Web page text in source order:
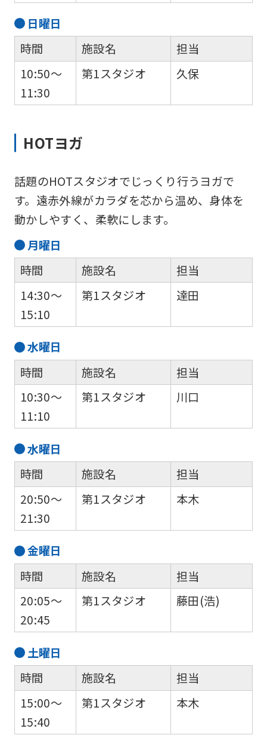
日曜日
時間
10:50～
11:30
施設名
第1スタジオ
担当
久保
HOTヨガ
話題のHOTスタジオでじっくり行うヨガで
す。遠赤外線がカラダを芯から温め、身体を
動かしやすく、柔軟にします。
月曜日
時間
14:30～
15:10
施設名
第1スタジオ
担当
達田
水曜日
時間
10:30～
11:10
施設名
第1スタジオ
担当
川口
水曜日
時間
20:50～
21:30
施設名
第1スタジオ
担当
本木
金曜日
時間
20:05～
20:45
施設名
第1スタジオ
担当
藤田(浩)
土曜日
時間
15:00～
15:40
施設名
第1スタジオ
担当
本木
For
Sports
official
website
translated
into
Click
link
below
(start
to
to
However,
if
use
automatic
translation
service,